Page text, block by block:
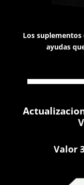
Los
ayudas
Valor